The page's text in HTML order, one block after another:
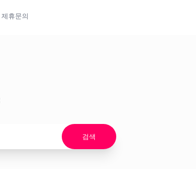
제휴문의
검색